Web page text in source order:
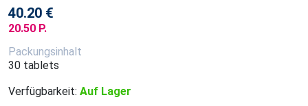
40.20 €
20.50 P.
Packungsinhalt
30 tablets
Verfügbarkeit: Auf Lager